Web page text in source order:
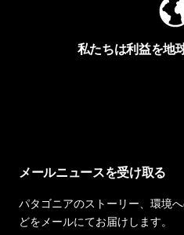
私たちは利益を地
メールニュースを受け取る
パタゴニアのストーリー、環境
どをメールにてお届けします。